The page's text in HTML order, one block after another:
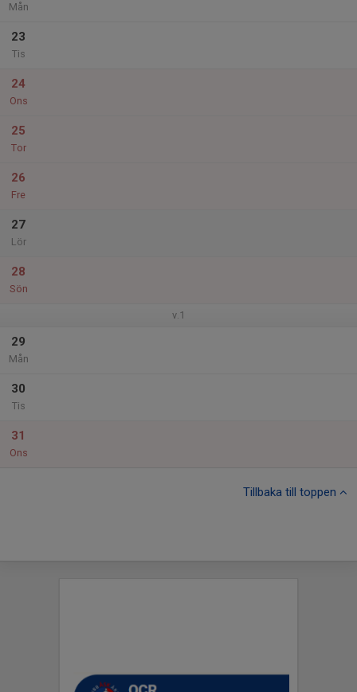
Mån
23
Tis
24
Ons
25
Tor
26
Fre
27
Lör
28
Sön
v.1
29
Mån
30
Tis
31
Ons
Tillbaka till toppen